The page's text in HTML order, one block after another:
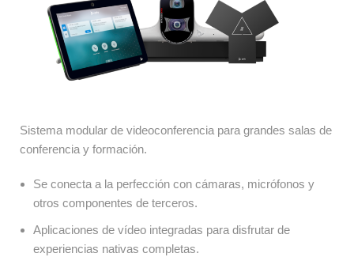
Sistema modular de videoconferencia para grandes salas de
conferencia y formación.
Se conecta a la perfección con cámaras, micrófonos y
otros componentes de terceros.
Aplicaciones de vídeo integradas para disfrutar de
experiencias nativas completas.